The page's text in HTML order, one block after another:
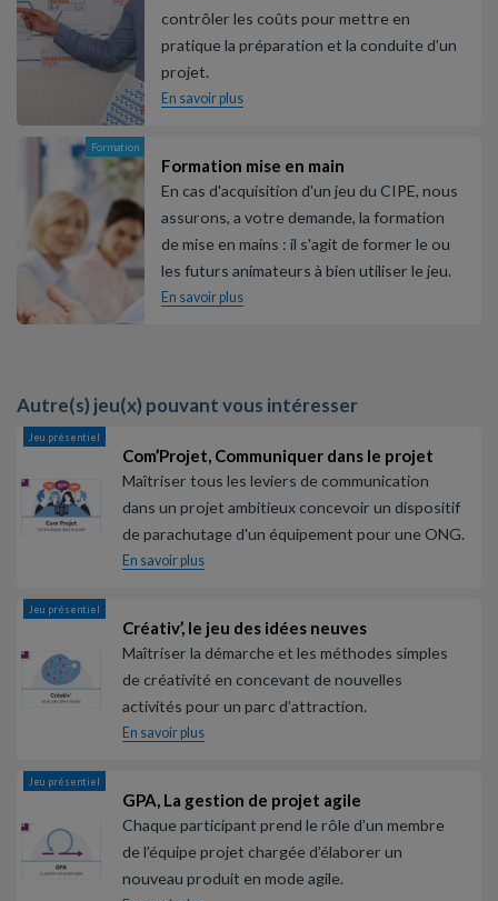
contrôler les coûts pour mettre en
pratique la préparation et la conduite d’un
projet.
En savoir plus
Formation
Formation mise en main
En cas d'acquisition d'un jeu du CIPE, nous
assurons, a votre demande, la formation
de mise en mains : il s'agit de former le ou
les futurs animateurs à bien utiliser le jeu.
En savoir plus
Autre(s) jeu(x) pouvant vous intéresser
Jeu présentiel
Com’Projet, Communiquer dans le projet
Maîtriser tous les leviers de communication
dans un projet ambitieux concevoir un dispositif
de parachutage d'un équipement pour une ONG.
En savoir plus
Jeu présentiel
Créativ’, le jeu des idées neuves
Maîtriser la démarche et les méthodes simples
de créativité en concevant de nouvelles
activités pour un parc d’attraction.
En savoir plus
Jeu présentiel
GPA, La gestion de projet agile
Chaque participant prend le rôle d’un membre
de l’équipe projet chargée d’élaborer un
nouveau produit en mode agile.